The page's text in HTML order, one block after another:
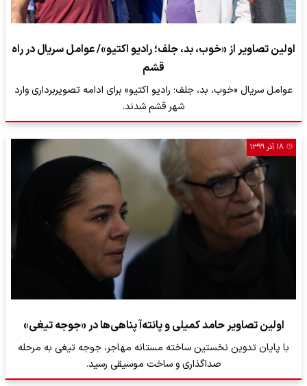
اولین تصاویر از «خوب، بد، جلف؛‌ رادیو اکتیو»/ عوامل سریال در راه
قشم
عوامل سریال «خوب، بد، جلف؛‌ رادیو اکتیو» برای ادامه تصویربرداری وارد
شهر قشم شدند.
۱۸ آذر ۱۳۹۹
اولین تصاویر حامد کمیلی و پانته‌آ پناهی‌ها در «جوجه تیغی»
با پایان تدوین نخستین ساخته مستانه مهاجر، جوجه تیغی به مرحله
صداگذاری و ساخت موسیقی رسید.